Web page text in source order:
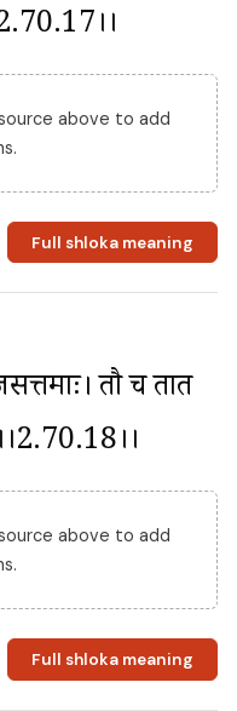
above to add
Full shloka meaning
तौ च तात
above to add
Full shloka meaning